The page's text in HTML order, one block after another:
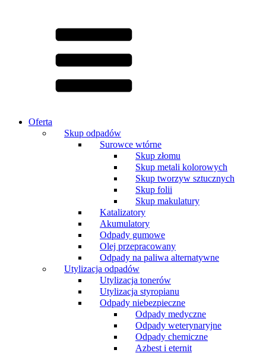
Oferta
Skup odpadów
Surowce wtórne
Skup złomu
Skup metali kolorowych
Skup tworzyw sztucznych
Skup folii
Skup makulatury
Katalizatory
Akumulatory
Odpady gumowe
Olej przepracowany
Odpady na paliwa alternatywne
Utylizacja odpadów
Utylizacja tonerów
Utylizacja styropianu
Odpady niebezpieczne
Odpady medyczne
Odpady weterynaryjne
Odpady chemiczne
Azbest i eternit